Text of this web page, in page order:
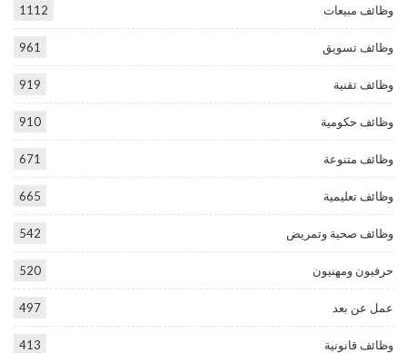
وظائف مبيعات 1112
وظائف تسويق 961
وظائف تقنية 919
وظائف حكومية 910
وظائف متنوعة 671
وظائف تعليمية 665
وظائف صحية وتمريض 542
حرفيون ومهنيون 520
عمل عن بعد 497
وظائف قانونية 413